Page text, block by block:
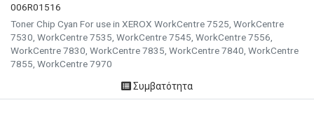
006R01516
Toner Chip Cyan For use in XEROX WorkCentre 7525, WorkCentre
7530, WorkCentre 7535, WorkCentre 7545, WorkCentre 7556,
WorkCentre 7830, WorkCentre 7835, WorkCentre 7840, WorkCentre
7855, WorkCentre 7970
Συμβατότητα